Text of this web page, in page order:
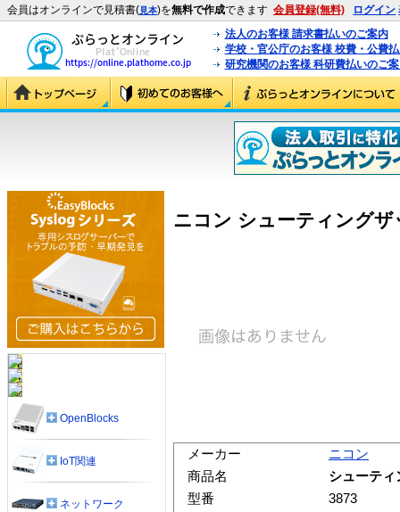
会員はオンラインで見積書(見本)を無料で作成できます 会員登録(無料) ログイン
法人のお客様 請求書払いのご案内
学校・官公庁のお客様 校費・公費
研究機関のお客様 科研費払いのご
ニコン シューティング
メーカー
ニコン
商品名
シューティ
型番
3873
OpenBlocks
IoT関連
ネットワーク